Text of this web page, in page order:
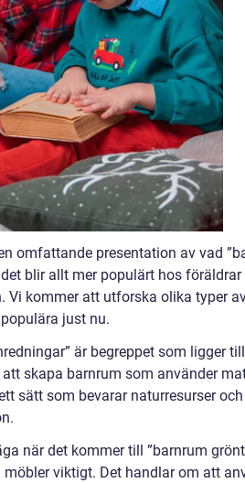
omfattande presentation av vad
blir allt mer populärt hos föräldrar
Vi kommer att utforska olika typer
just nu.
är begreppet som ligger
skapa barnrum som använder
sätt som bevarar naturresurser och
när det kommer till ”barnrum
viktigt. Det handlar om att